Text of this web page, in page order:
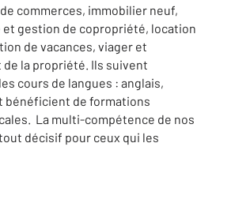
commerces, immobilier neuf,
gestion de copropriété, location
de vacances, viager et
la propriété. Ils suivent
cours de langues : anglais,
bénéficient de formations
La multi-compétence de nos
décisif pour ceux qui les